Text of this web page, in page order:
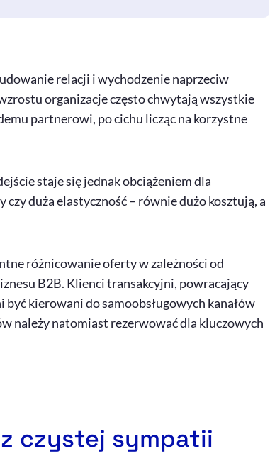
relacji i wychodzenie naprzeciw
organizacje często chwytają wszystkie
partnerowi, po cichu licząc na korzystne
staje się jednak obciążeniem dla
duża elastyczność – równie dużo kosztują, a
różnicowanie oferty w zależności od
B2B. Klienci transakcyjni, powracający
kierowani do samoobsługowych kanałów
należy natomiast rezerwować dla kluczowych
czystej sympatii